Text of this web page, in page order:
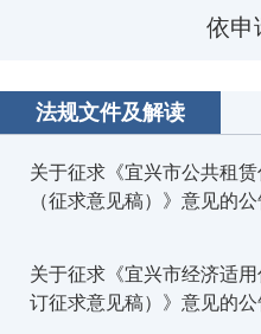
依申
法规文件及解读
关于征求《宜兴市公共租
（征求意见稿）》意见的
关于征求《宜兴市经济适
订征求意见稿）》意见的公